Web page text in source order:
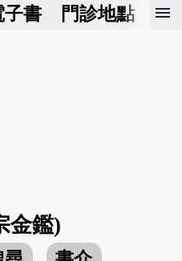
子書 門診地點 預
menu
金鑑)